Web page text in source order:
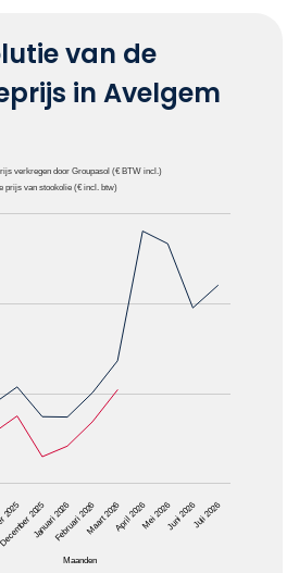
van de
in Avelgem
lines.
axis displaying Maanden.
Y axis displaying Prijzen van
Maanden
verkregen door Groupasol (€ BTW incl.)
prijs van stookolie (€ incl. btw)
2025
Januari 2026Februari 2026Maart 2026April 2026Mei 2026Juni 2026Juli 2026